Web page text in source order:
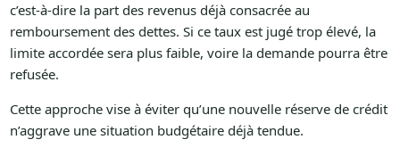
c’est-à-dire la part des revenus déjà consacrée au
remboursement des dettes. Si ce taux est jugé trop élevé, la
limite accordée sera plus faible, voire la demande pourra être
refusée.
Cette approche vise à éviter qu’une nouvelle réserve de crédit
n’aggrave une situation budgétaire déjà tendue.